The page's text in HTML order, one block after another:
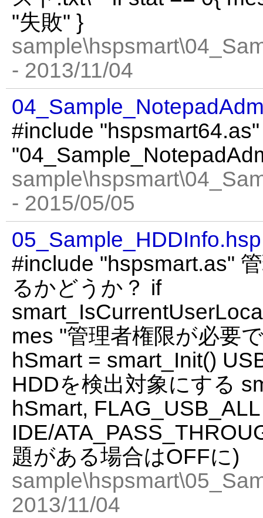
"失敗" }
- 2013/11/04
#include
- 2015/05/05
05_Sample_HDDInfo.hsp
#include "hspsmart.as"
るかどうか？ if
mes "管理者権限が必要
hSmart = smart_Init()
HDDを検出対象にする
hSmart, FLAG_USB_ALL
IDE/
題がある場合はOFFに)
2013/11/04